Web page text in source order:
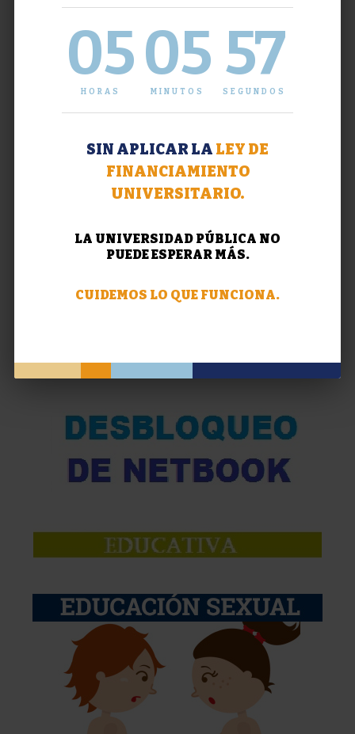
05
HORAS
05
MINUTOS
58
SEGUNDOS
SIN APLICAR LA LEY DE
FINANCIAMIENTO
UNIVERSITARIO.
LA UNIVERSIDAD PÚBLICA NO
PUEDE ESPERAR MÁS.
CUIDEMOS LO QUE FUNCIONA.